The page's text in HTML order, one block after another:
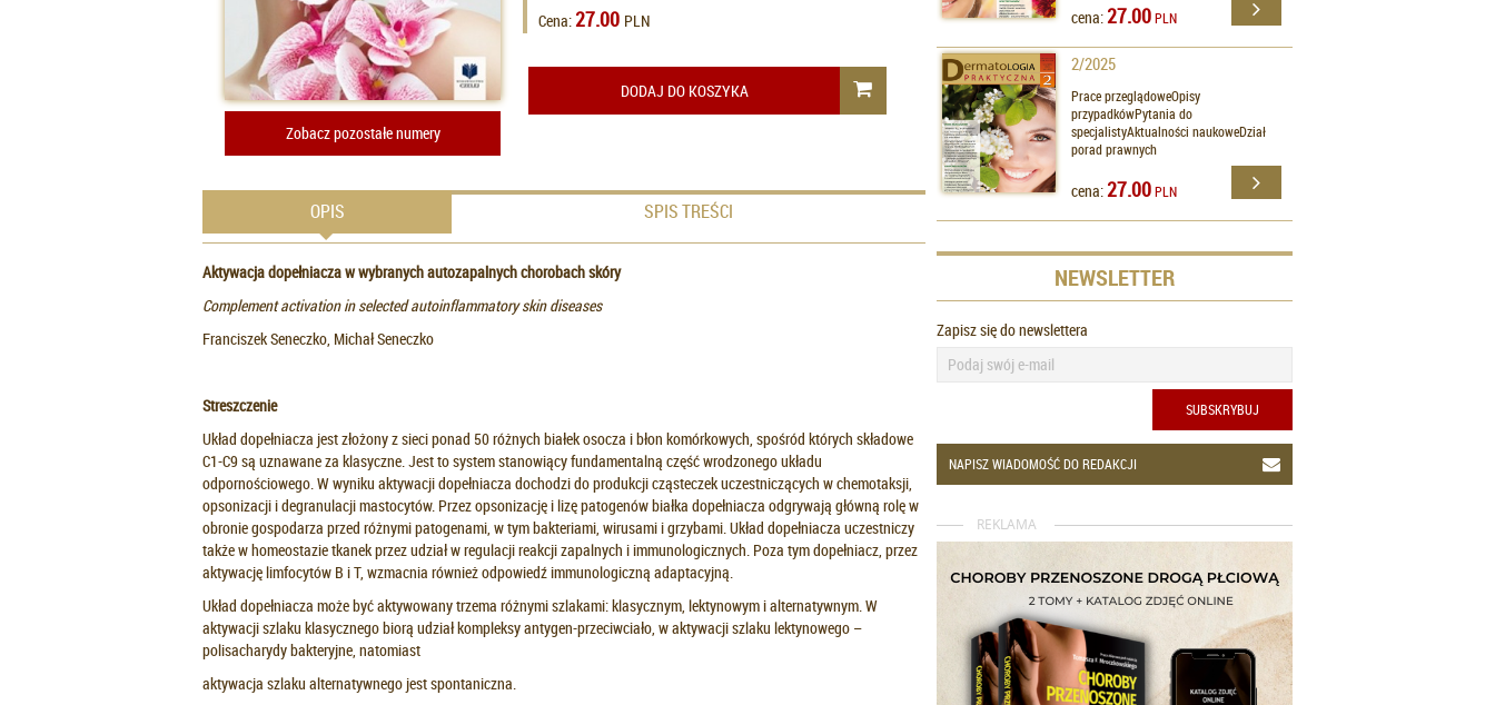
Zobacz pozostałe numery
Cena:27.00 PLN
DODAJ DO KOSZYKA
OPIS SPIS TREŚCI
Aktywacja dopełniacza w wybranych autozapalnych chorobach skóry
Complement activation in selected autoinflammatory skin diseases
Franciszek Seneczko, Michał Seneczko
Streszczenie
Układ dopełniacza jest złożony z sieci ponad 50 różnych białek osocza i błon komórkowych, spośród których składowe
C1-C9 są uznawane za klasyczne. Jest to system stanowiący fundamentalną część wrodzonego układu
odpornościowego. W wyniku aktywacji dopełniacza dochodzi do produkcji cząsteczek uczestniczących w chemotaksji,
opsonizacji i degranulacji mastocytów. Przez opsonizację i lizę patogenów białka dopełniacza odgrywają główną rolę w
obronie gospodarza przed różnymi patogenami, w tym bakteriami, wirusami i grzybami. Układ dopełniacza uczestniczy
także w homeostazie tkanek przez udział w regulacji reakcji zapalnych i immunologicznych. Poza tym dopełniacz, przez
aktywację limfocytów B i T, wzmacnia również odpowiedź immunologiczną adaptacyjną.
Układ dopełniacza może być aktywowany trzema różnymi szlakami: klasycznym, lektynowym i alternatywnym. W
aktywacji szlaku klasycznego biorą udział kompleksy antygen-przeciwciało, w aktywacji szlaku lektynowego –
polisacharydy bakteryjne, natomiast
aktywacja szlaku alternatywnego jest spontaniczna.
cena: 27.00PLN
2/2025
Prace przeglądoweOpisy
przypadkówPytania do
specjalistyAktualności naukoweDział
porad prawnych
cena:27.00PLN
NEWSLETTER
Zapisz się do newslettera
SUBSKRYBUJ
NAPISZ WIADOMOŚĆ DO REDAKCJI
REKLAMA